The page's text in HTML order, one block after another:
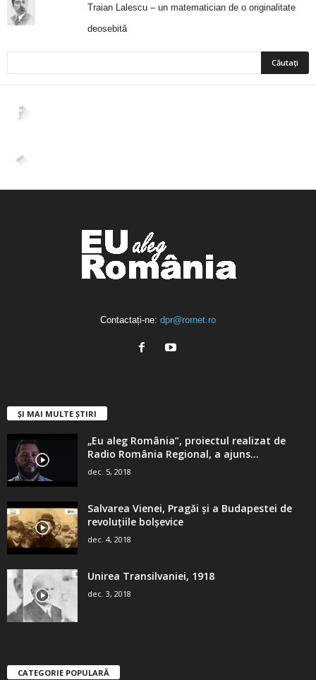
Traian Lalescu – un matematician de o originalitate
deosebită
2,265
4,400
Contactați-ne: dpr@rornet.ro
ȘI MAI MULTE ȘTIRI
„Eu aleg România”, proiectul realizat de
Radio România Regional, a ajuns...
dec. 5, 2018
Salvarea Vienei, Pragăi şi a Budapestei de
revoluţiile bolşevice
dec. 4, 2018
Unirea Transilvaniei, 1918
dec. 3, 2018
CATEGORIE POPULARĂ